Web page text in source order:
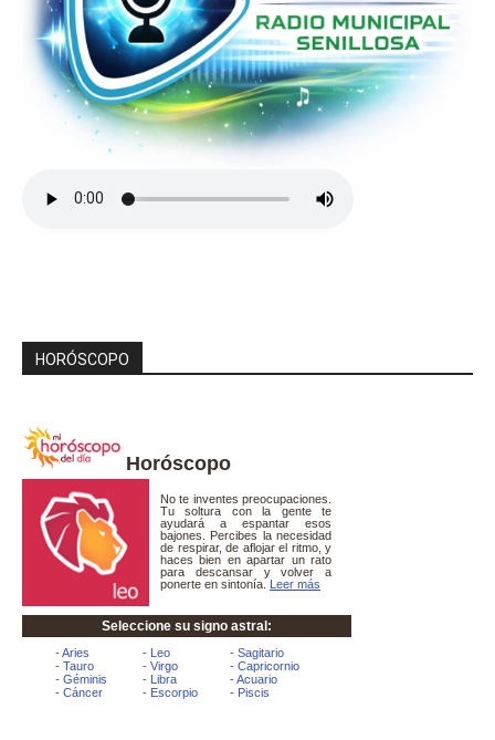
HORÓSCOPO
Horóscopo